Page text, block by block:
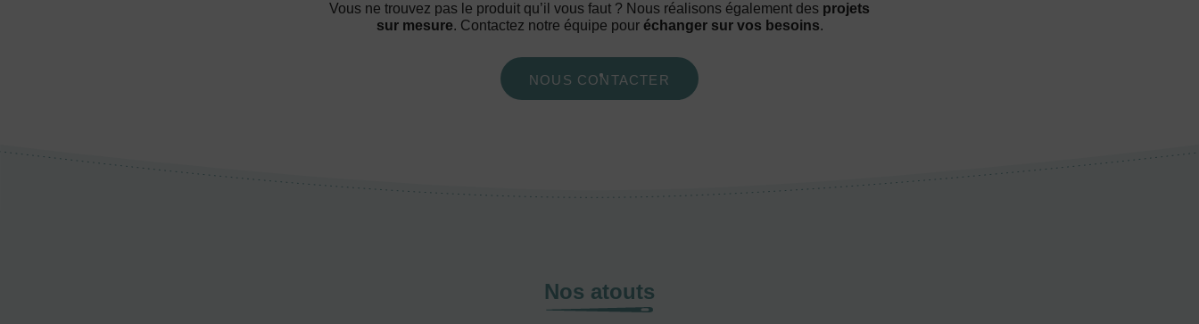
Vous ne trouvez pas le produit qu’il vous faut ? Nous réalisons également des projets
sur mesure. Contactez notre équipe pour échanger sur vos besoins.
NOUS CONTACTER
Nos atouts